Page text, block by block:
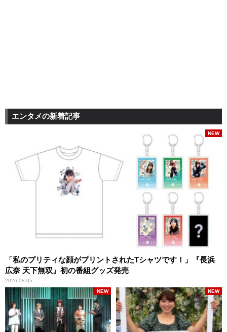
エンタメの新着記事
「私のプリティな顔がプリントされたTシャツです！」『長浜
広奈 天下無双』初の番組グッズ発売
2026.08.05
NEW
NEW NEW